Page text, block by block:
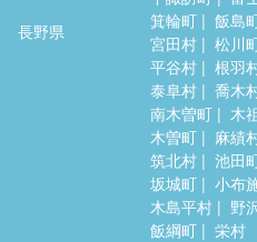
長野県
箕輪町
飯島
宮田村
松川
平谷村
根羽
泰阜村
喬木
南木曽町
木
木曽町
麻績
筑北村
池田
坂城町
小布
木島平村
野
飯綱町
栄村